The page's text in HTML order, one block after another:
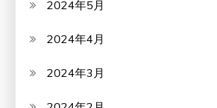
2024年5月
2024年4月
2024年3月